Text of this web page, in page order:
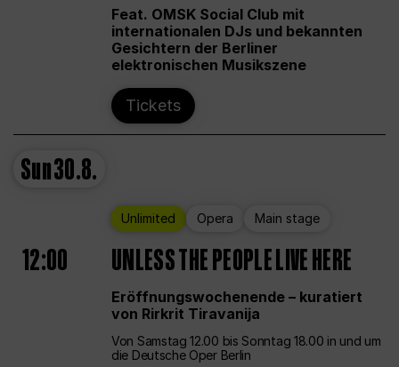
Feat. OMSK Social Club mit
internationalen DJs und bekannten
Gesichtern der Berliner
elektronischen Musikszene
Tickets
Sun30.8.
Unlimited Opera Main stage
12:00 UNLESS THE PEOPLE LIVE HERE
Eröffnungswochenende – kuratiert
von Rirkrit Tiravanija
Von Samstag 12.00 bis Sonntag 18.00 in und um
die Deutsche Oper Berlin